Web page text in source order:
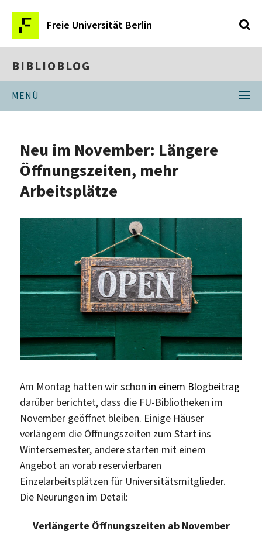
Freie Universität Berlin
BIBLIOBLOG
MENÜ
Neu im November: Längere
Öffnungszeiten, mehr
Arbeitsplätze
Am Montag hatten wir schon in einem Blogbeitrag
darüber berichtet, dass die FU-Bibliotheken im
November geöffnet bleiben. Einige Häuser
verlängern die Öffnungszeiten zum Start ins
Wintersemester, andere starten mit einem
Angebot an vorab reservierbaren
Einzelarbeitsplätzen für Universitätsmitglieder.
Die Neurungen im Detail:
Verlängerte Öffnungszeiten ab November